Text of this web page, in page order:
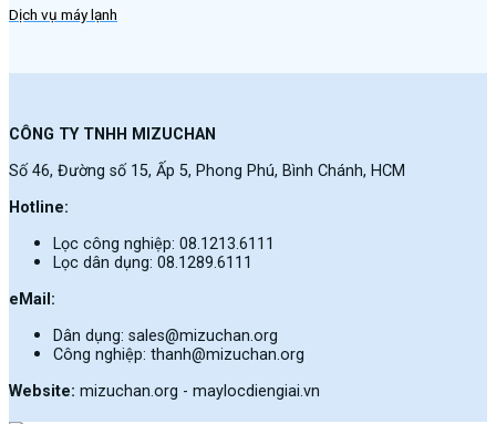
Dịch vụ máy lạnh
CÔNG TY TNHH MIZUCHAN
Số 46, Đường số 15, Ấp 5, Phong Phú, Bình Chánh, HCM
Hotline:
Lọc công nghiệp: 08.1213.6111
Lọc dân dụng: 08.1289.6111
eMail:
Dân dụng: sales@mizuchan.org
Công nghiệp: thanh@mizuchan.org
Website: mizuchan.org - maylocdiengiai.vn